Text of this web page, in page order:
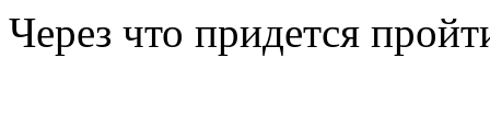
Через что придется